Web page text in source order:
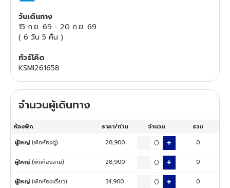
วันเดินทาง
15 ก.ย. 69 - 20 ก.ย. 69
( 6 วัน 5 คืน )
ทัวร์โค๊ด
KSMI261658
จำนวนผู้เดินทาง
ห้องพัก ราคา/ท่าน จำนวน
รวม
ผู้ใหญ่ (พักห้องคู่) 28,900 0
ผู้ใหญ่ (พักห้องสาม) 28,900 0
ผู้ใหญ่ (พักห้องเดี่ยว) 34,900
0
ทัวร์จอร์เจีย
ทัวร์อินเดีย
ทัวร์บาหลี
ทัวร์นิวซีแลนด์
ทัวร์ออสเตรเลีย